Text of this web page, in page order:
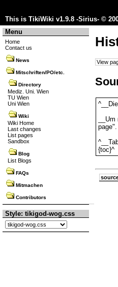
This is TikiWiki v1.9.8 -Sirius- ©
Menu
Home
Contact us
News
Mitschriften/PO/etc.
Directory
Mediz. Uni. Wien
TU Wien
Uni Wien
Wiki
Wiki Home
Last changes
List pages
Sandbox
Blog
List Blogs
FAQs
Mitmachen
Contributors
Style: tikigod-wog.css
View
{toc}^